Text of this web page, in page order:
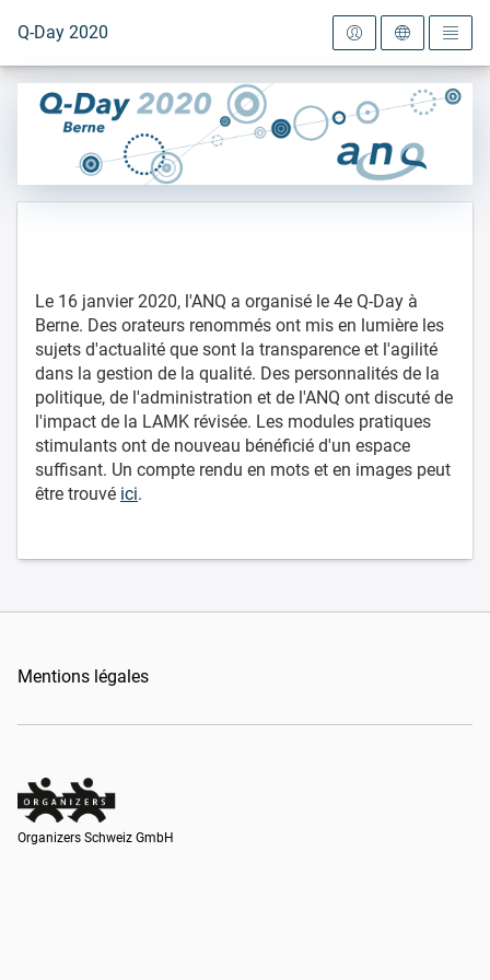
Vers la page d'accueil
Q-Day 2020
Le 16 janvier 2020, l'ANQ a organisé le 4e Q-Day à
Berne. Des orateurs renommés ont mis en lumière les
sujets d'actualité que sont la transparence et l'agilité
dans la gestion de la qualité. Des personnalités de la
politique, de l'administration et de l'ANQ ont discuté de
l'impact de la LAMK révisée. Les modules pratiques
stimulants ont de nouveau bénéficié d'un espace
suffisant. Un compte rendu en mots et en images peut
être trouvé ici.
Mentions légales
Organizers Schweiz GmbH
Organizers Schweiz GmbH